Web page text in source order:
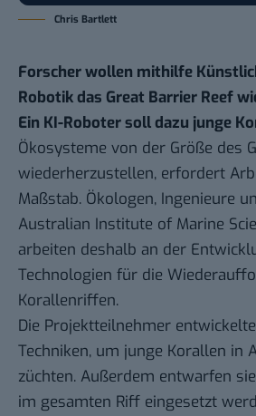
Chris Bartlett
Forscher wollen mithilfe
Robotik das Great Barrier Reef
Ein KI-Roboter soll dazu junge
Ökosysteme von der Größe des
wiederherzustellen, erfordert
Maßstab. Ökologen, Ingenieure
Australian Institute of Marine
arbeiten deshalb an der
Technologien für die
Korallenriffen.
Die Projektteilnehmer
Techniken, um junge Korallen in
züchten. Außerdem entwarfen
im gesamten Riff eingesetzt